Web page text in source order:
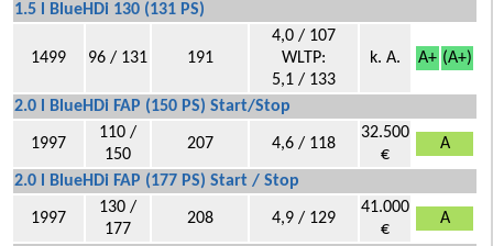
1.5 l BlueHDi 130 (131 PS)
1499 96 / 131 191
4,0 / 107
WLTP:
5,1 / 133
k. A. A+ (A+)
2.0 l BlueHDi FAP (150 PS) Start/Stop
1997
110 /
150
207 4,6 / 118
32.500
€
A
2.0 l BlueHDi FAP (177 PS) Start / Stop
1997
130 /
177
208 4,9 / 129
41.000
€
A